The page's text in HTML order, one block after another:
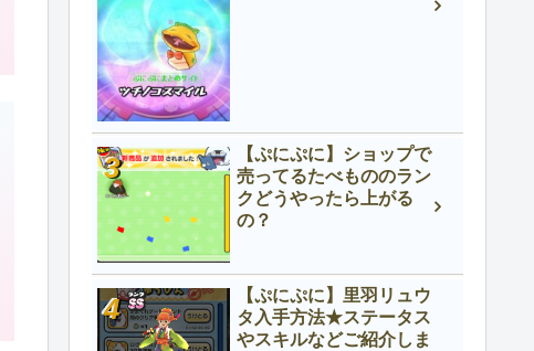
【ぷにぷに】ショップで
売ってるたべもののラン
クどうやったら上がる
の？
【ぷにぷに】里羽リュウ
タ入手方法★ステータス
やスキルなどご紹介しま